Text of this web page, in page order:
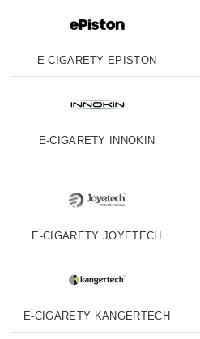
E-CIGARETY EPISTON
E-CIGARETY INNOKIN
E-CIGARETY JOYETECH
E-CIGARETY KANGERTECH